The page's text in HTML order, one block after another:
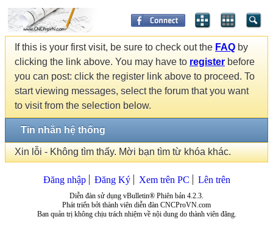
If this is your first visit, be sure to check out the FAQ by
clicking the link above. You may have to register before
you can post: click the register link above to proceed. To
start viewing messages, select the forum that you want
to visit from the selection below.
Tin nhắn hệ thống
Xin lỗi - Không tìm thấy. Mời bạn tìm từ khóa khác.
Đăng nhập Đăng Ký Xem trên PC Lên trên
Diễn đàn sử dụng vBulletin® Phiên bản 4.2.3.
Phát triển bởi thành viên diễn đàn CNCProVN.com
Ban quản trị không chịu trách nhiệm về nội dung do thành viên đăng.